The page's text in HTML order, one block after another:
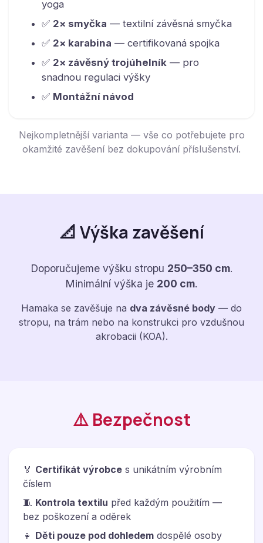
yoga
✅ 2× smyčka — textilní závěsná smyčka
✅ 2× karabina — certifikovaná spojka
✅ 2× závěsný trojúhelník — pro
snadnou regulaci výšky
✅ Montážní návod
Nejkompletnější varianta — vše co potřebujete pro
okamžité zavěšení bez dokupování příslušenství.
📐 Výška zavěšení
Doporučujeme výšku stropu 250–350 cm.
Minimální výška je 200 cm.
Hamaka se zavěšuje na dva závěsné body — do
stropu, na trám nebo na konstrukci pro vzdušnou
akrobacii (KOA).
⚠️ Bezpečnost
🏅 Certifikát výrobce s unikátním výrobním
číslem
🧵 Kontrola textilu před každým použitím —
bez poškození a oděrek
👧 Děti pouze pod dohledem dospělé osoby